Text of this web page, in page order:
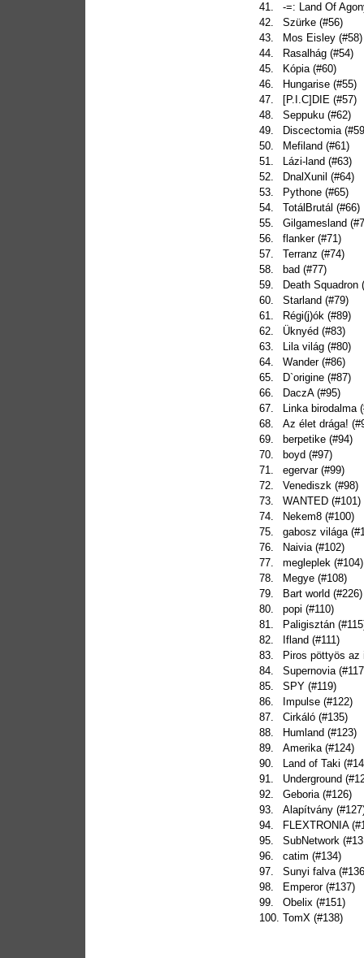
41.
-=: Land Of
42.
Szürke (#56)
43.
Mos Eisley (#58)
44.
Rasalhág (#54)
45.
Kópia (#60)
46.
Hungarise (#55)
47.
[P.I.C]DIE (#57)
48.
Seppuku (#62)
49.
Discectomia
50.
Mefiland (#61)
51.
Lázi-land (#63)
52.
DnalXunil (#64)
53.
Pythone (#65)
54.
TotálBrutál (#66)
55.
Gilgamesland
56.
flanker (#71)
57.
Terranz (#74)
58.
bad (#77)
59.
Death Squadron
60.
Starland (#79)
61.
Régi(j)ók (#89)
62.
Üknyéd (#83)
63.
Lila világ (#80)
64.
Wander (#86)
65.
D`origine (#87)
66.
DaczA (#95)
67.
Linka birodalma
68.
Az élet drága!
69.
berpetike (#94)
70.
boyd (#97)
71.
egervar (#99)
72.
Venediszk (#98)
73.
WANTED (#101)
74.
Nekem8 (#100)
75.
gabosz világa
76.
Naivia (#102)
77.
megleplek (#104)
78.
Megye (#108)
79.
Bart world (#226)
80.
popi (#110)
81.
Paligisztán
82.
Ifland (#111)
83.
Piros pöttyös az
84.
Supernovia
85.
SPY (#119)
86.
Impulse (#122)
87.
Cirkáló (#135)
88.
Humland (#123)
89.
Amerika (#124)
90.
Land of Taki
91.
Underground
92.
Geboria (#126)
93.
Alapítvány
94.
FLEXTRONIA
95.
SubNetwork
96.
catim (#134)
97.
Sunyi falva
98.
Emperor (#137)
99.
Obelix (#151)
100. TomX (#138)